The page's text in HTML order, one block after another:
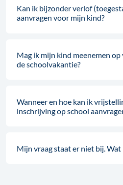
Kan ik bijzonder verlof
aanvragen voor mijn kind?
Mag ik mijn kind meenemen
de schoolvakantie?
Wanneer en hoe kan ik
inschrijving op school
Mijn vraag staat er niet bij. Wat